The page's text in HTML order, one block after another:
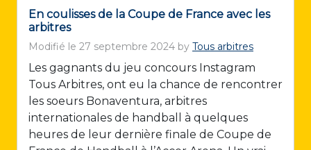
En coulisses de la Coupe de France avec les
arbitres
Modifié le 27 septembre 2024 by Tous arbitres
Les gagnants du jeu concours Instagram
Tous Arbitres, ont eu la chance de rencontrer
les soeurs Bonaventura, arbitres
internationales de handball à quelques
heures de leur dernière finale de Coupe de